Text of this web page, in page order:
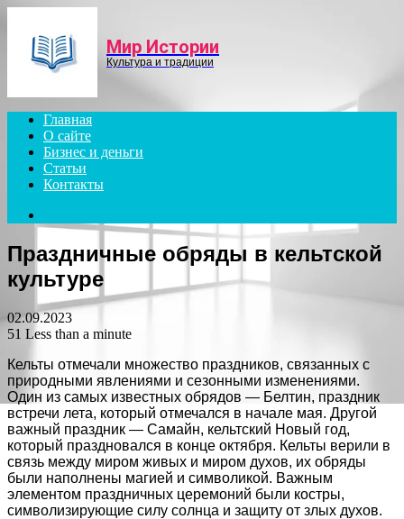
Мир Истории
Культура и традиции
Главная
О сайте
Бизнес и деньги
Статьи
Контакты
for
Праздничные обряды в кельтской
культуре
02.09.2023
51 Less than a minute
Кельты отмечали множество праздников, связанных с
природными явлениями и сезонными изменениями.
Один из самых известных обрядов — Белтин, праздник
встречи лета, который отмечался в начале мая. Другой
важный праздник — Самайн, кельтский Новый год,
который праздновался в конце октября. Кельты верили в
связь между миром живых и миром духов, их обряды
были наполнены магией и символикой. Важным
элементом праздничных церемоний были костры,
символизирующие силу солнца и защиту от злых духов.